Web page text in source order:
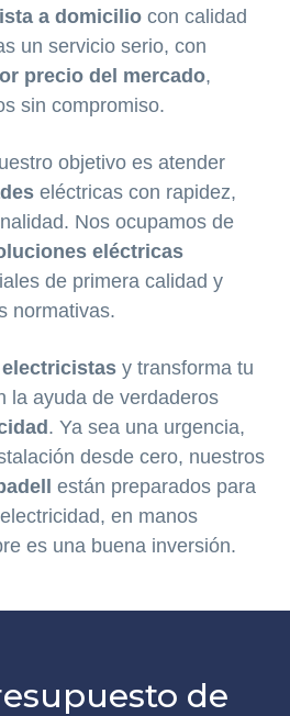
a domicilio con calidad
un servicio serio, con
precio del mercado,
sin compromiso.
objetivo es atender
eléctricas con rapidez,
Nos ocupamos de
eléctricas
de primera calidad y
normativas.
y transforma tu
la ayuda de verdaderos
. Ya sea una urgencia,
desde cero, nuestros
están preparados para
en manos
es una buena inversión.
de